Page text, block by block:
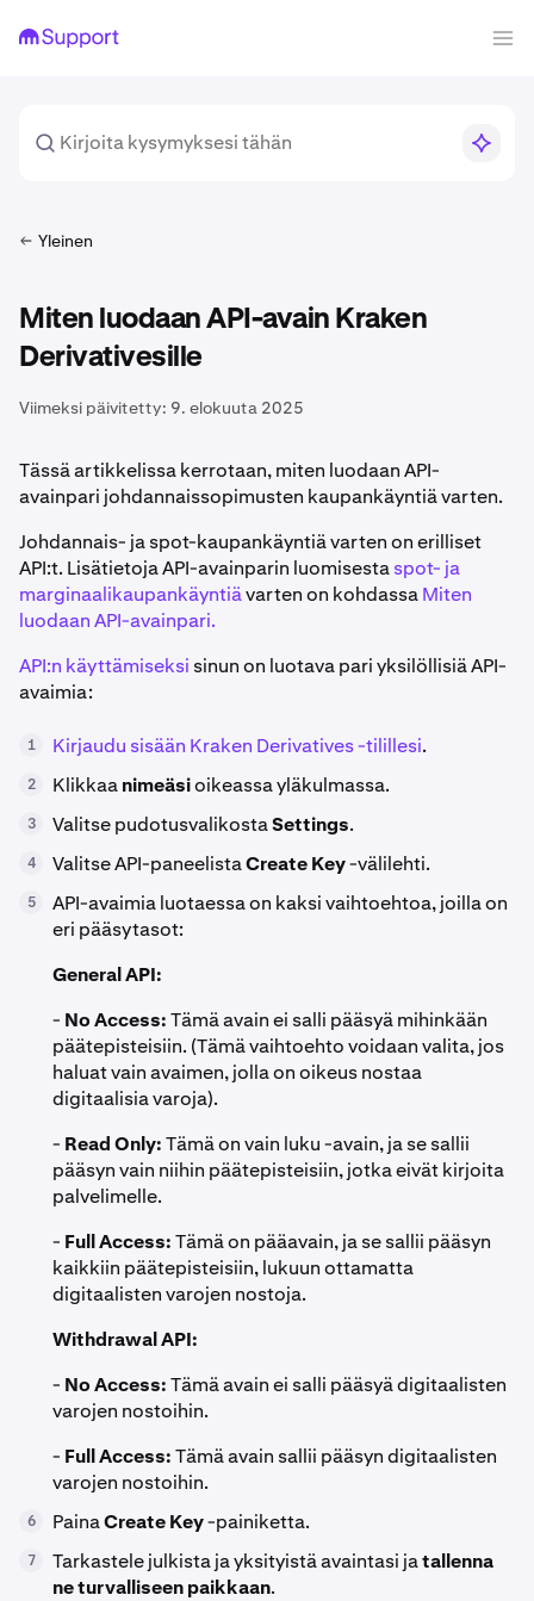
Yleinen
Miten luodaan API-avain Kraken
Derivativesille
Viimeksi päivitetty: 9. elokuuta 2025
Tässä artikkelissa kerrotaan, miten luodaan API-
avainpari johdannaissopimusten kaupankäyntiä varten.
Johdannais- ja spot-kaupankäyntiä varten on erilliset
API:t. Lisätietoja API-avainparin luomisestaspot- ja
marginaalikaupankäyntiävarten on kohdassaMiten
luodaan API-avainpari.
API:n käyttämiseksi sinun on luotava pari yksilöllisiä API-
avaimia:
1 Kirjaudu sisään Kraken Derivatives -tilillesi.
2 Klikkaanimeäsioikeassa yläkulmassa.
3 Valitse pudotusvalikostaSettings.
4 Valitse API-paneelistaCreate Key-välilehti.
5
API-avaimia luotaessa on kaksi vaihtoehtoa, joilla on
eri pääsytasot:
General API:
- No Access:Tämä avain ei salli pääsyä mihinkään
päätepisteisiin. (Tämä vaihtoehto voidaan valita, jos
haluat vain avaimen, jolla on oikeus nostaa
digitaalisia varoja).
- Read Only:Tämä on vain luku -avain, ja se sallii
pääsyn vain niihin päätepisteisiin, jotka eivät kirjoita
palvelimelle.
- Full Access:Tämä on pääavain, ja se sallii pääsyn
kaikkiin päätepisteisiin, lukuun ottamatta
digitaalisten varojen nostoja.
Withdrawal API:
- No Access:Tämä avain ei salli pääsyä digitaalisten
varojen nostoihin.
- Full Access:Tämä avain sallii pääsyn digitaalisten
varojen nostoihin.
6 PainaCreate Key-painiketta.
7 Tarkastele julkista ja yksityistä avaintasi jatallenna
ne turvalliseen paikkaan.